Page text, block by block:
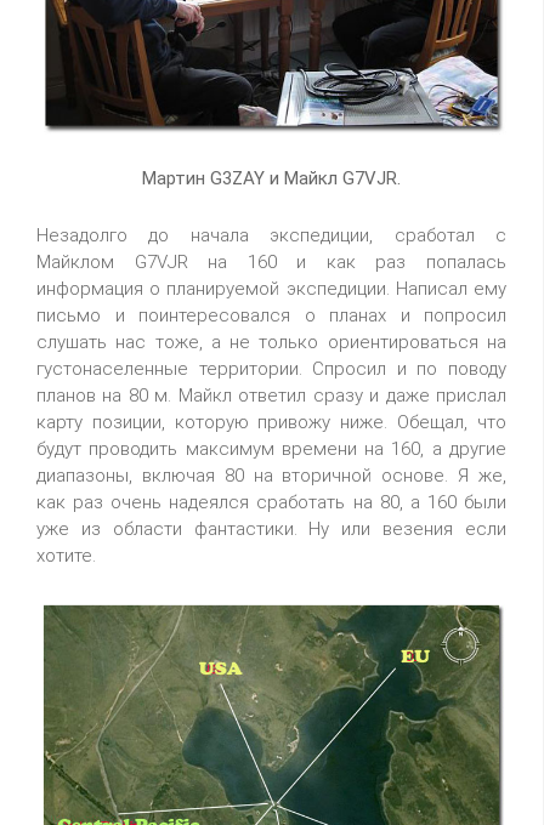
Мартин G3ZAY и Майкл G7VJR.
Незадолго до начала экспедиции, сработал с
Майклом G7VJR на 160 и как раз попалась
информация о планируемой экспедиции. Написал ему
письмо и поинтересовался о планах и попросил
слушать нас тоже, а не только ориентироваться на
густонаселенные территории. Спросил и по поводу
планов на 80 м. Майкл ответил сразу и даже прислал
карту позиции, которую привожу ниже. Обещал, что
будут проводить максимум времени на 160, а другие
диапазоны, включая 80 на вторичной основе. Я же,
как раз очень надеялся сработать на 80, а 160 были
уже из области фантастики. Ну или везения если
хотите.